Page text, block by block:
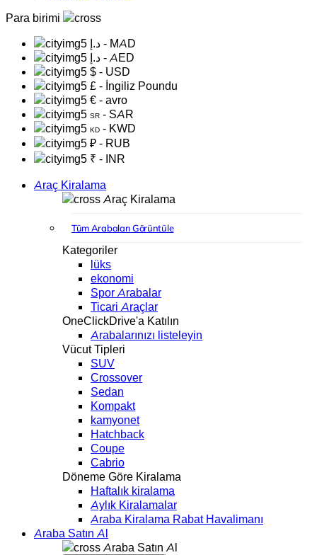
Para birimi
د.إ - MAD
د.إ - AED
$ - USD
£ - İngiliz Poundu
€ - avro
SR - SAR
KD - KWD
₽ - RUB
₹ - INR
Araç Kiralama
Araç Kiralama
Tüm Arabaları Görüntüle
Kategoriler
lüks
ekonomi
Spor Arabalar
Ticari Araçlar
OneClickDrive'a Katılın
Arabalarınızı listeleyin
Vücut Tipleri
SUV
Crossover
Sedan
Kompakt
kamyonet
Hatchback
Coupe
Cabrio
Döneme Göre Kiralama
Haftalık kiralama
Aylık Kiralamalar
Araba Kiralama Rabat Havalimanı
Araba Satın Al
Araba Satın Al